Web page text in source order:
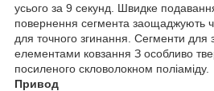
усього за 9 секунд. Швидке
повернення сегмента заощаджують
для точного згинання. Сегменти для
елементами ковзання З особливо
посиленого скловолокном поліаміду.
Привод